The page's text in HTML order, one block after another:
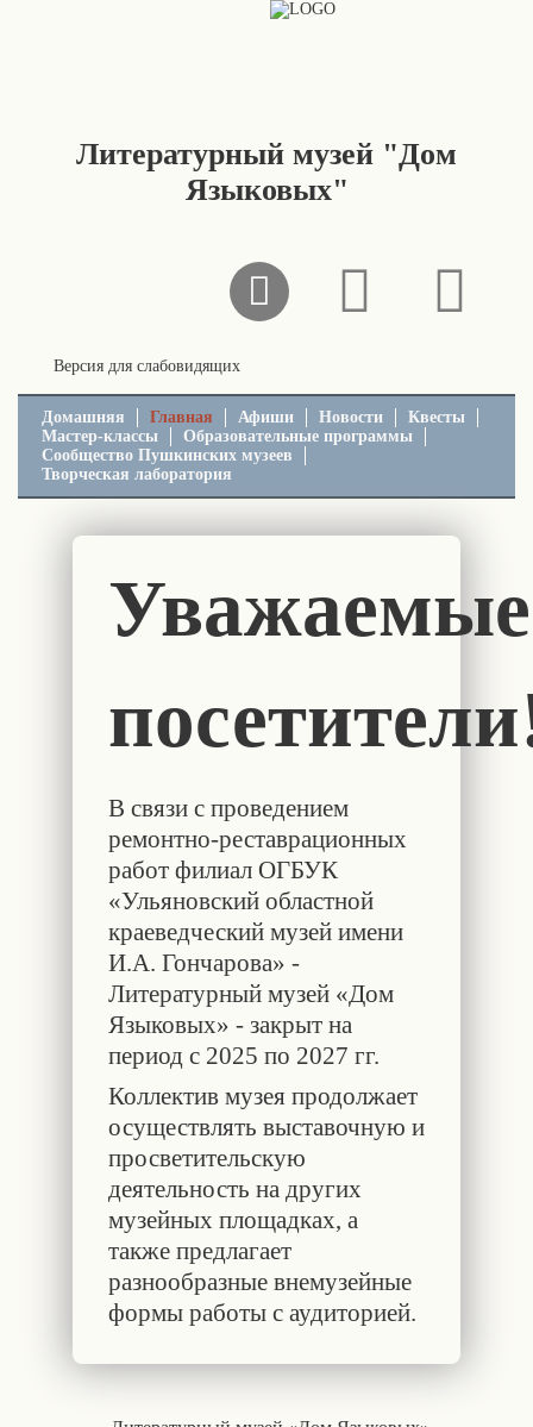
Литературный музей "Дом
Языковых"
Версия для слабовидящих
Домашняя Главная Афиши Новости
Квесты
Мастер-классы
Образовательные программы
Сообщество Пушкинских музеев
Творческая лаборатория
Уважаемые
В связи с проведением
ремонтно-реставрационных
работ филиал ОГБУК
«Ульяновский областной
краеведческий музей имени
И.А. Гончарова» -
Литературный музей «Дом
Языковых» - закрыт на
период с 2025 по 2027 гг.
Коллектив музея продолжает
осуществлять выставочную и
просветительскую
деятельность на других
музейных площадках, а
также предлагает
разнообразные внемузейные
формы работы с аудиторией.